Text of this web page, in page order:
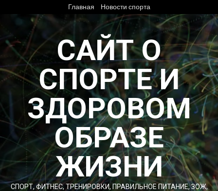
содержимому
Главная Новости спорта
САЙТ О
СПОРТЕ И
ЗДОРОВОМ
ОБРАЗЕ
ЖИЗНИ
СПОРТ, ФИТНЕС, ТРЕНИРОВКИ, ПРАВИЛЬНОЕ ПИТАНИЕ, ЗОЖ,